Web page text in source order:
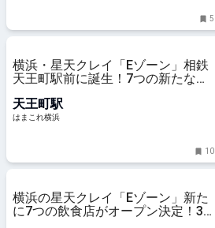
5
横浜・星天クレイ「Eゾーン」相鉄
天王町駅前に誕生！7つの新たな飲
横浜
天王町駅
はまこれ横浜
10
横浜の星天クレイ「Eゾーン」新た
に7つの飲食店がオープン決定！3